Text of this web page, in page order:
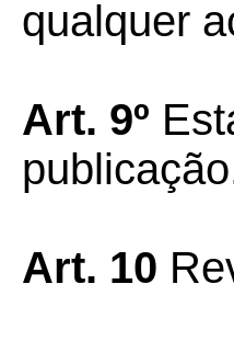
qualquer
Art. 9º
Art. 10